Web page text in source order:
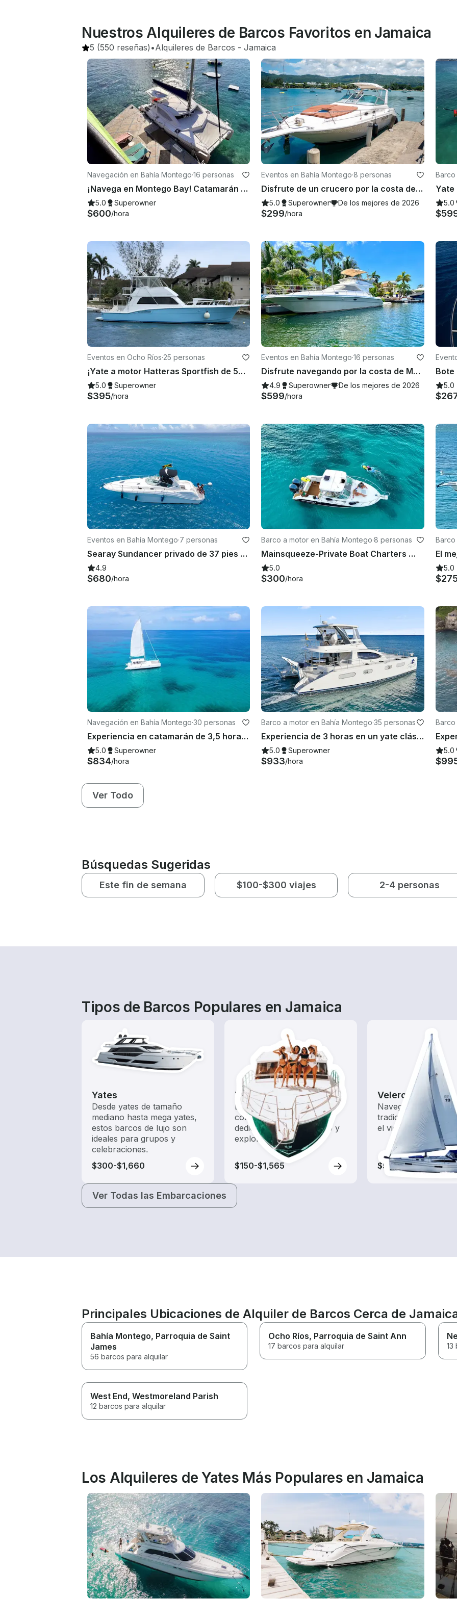
Nuestros Alquileres de Barcos Favoritos en Jamaica
5 (550 reseñas) •Alquileres de Barcos - Jamaica
Navegación en Bahía Montego·16 personas
¡Navega en Montego Bay! Catamarán Leopard de 39 pies
5.0 Superowner
$600/hora
Eventos en Bahía Montego·8 personas
Disfrute de un crucero por la costa de Montego Bay en un yate SeaRay de 30 pies con ron ponche ilimitado
5.0 Superowner De los mejores de 2026
$299/hora
Barco
5.0
Eventos en Ocho Ríos·25 personas
¡Yate a motor Hatteras Sportfish de 55 pies en Ocho Ríos!
5.0 Superowner
$395/hora
Eventos en Bahía Montego·16 personas
Disfrute navegando por la costa de Montego Bay en un yate Searay de 46 pies
4.9 Superowner De los mejores de 2026
$599/hora
5.0
Eventos en Bahía Montego·7 personas
Searay Sundancer privado de 37 pies con almuerzo y barra libre
4.9
$680/hora
Barco a motor en Bahía Montego·8 personas
Mainsqueeze-Private Boat Charters 🏝️🇯🇲 Ponche de ron, esnórquel, música incluida.
5.0
$300/hora
Barco
5.0
Navegación en Bahía Montego·30 personas
Experiencia en catamarán de 3,5 horas en Montego Bay
5.0 Superowner
$834/hora
Barco a motor en Bahía Montego·35 personas
Experiencia de 3 horas en un yate clásico en Montego Bay
5.0 Superowner
$933/hora
Barco
o
5.0
Ver Todo
Búsquedas Sugeridas
Este fin de semana $100-$300 viajes 2-4 personas
Tipos de Barcos Populares en Jamaica
Yates
Desde yates de tamaño
mediano hasta mega yates,
estos barcos de lujo son
ideales para grupos y
celebraciones.
$300-$1,660
Tours
Explora las aguas locales
con un alquiler de barco
dedicado a hacer turismo y
exploración.
$150-$1,565
Veleros
Navega con estos
tradicionales
el viento.
$540-$1,860
Ver Todas las Embarcaciones
Principales Ubicaciones de Alquiler de Barcos Cerca de
Bahía Montego, Parroquia de Saint
James
56 barcos para alquilar
Ocho Ríos, Parroquia de Saint Ann
17 barcos para alquilar 13
West End, Westmoreland Parish
12 barcos para alquilar
Los Alquileres de Yates Más Populares en Jamaica